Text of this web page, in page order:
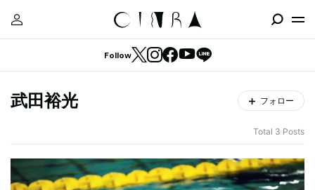
Follow
武田裕光 フォロー
Total 3 Posts